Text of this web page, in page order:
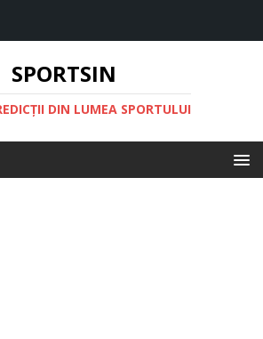
SPORTSIN
DIN LUMEA SPORTULUI